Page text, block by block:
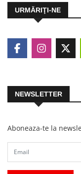
URMĂRIŢI-NE
NEWSLETTER
Aboneaza-te la